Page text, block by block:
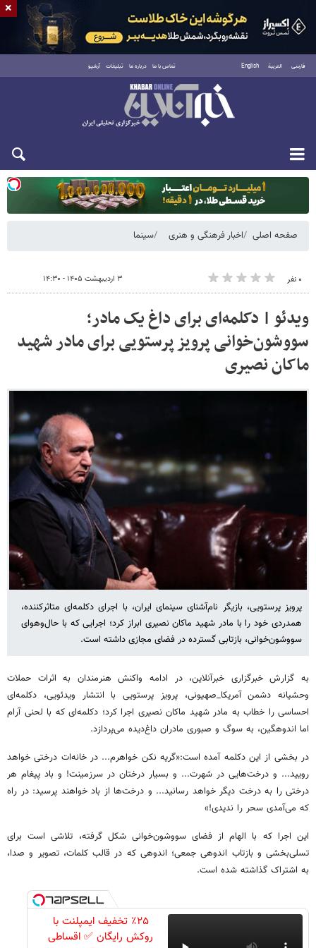
فارسی العربية English تماس با ما درباره ما تبلیغات آرشیو
دوشنبه ۱۹ مرداد ۱۴۰۵
صفحه اصلی اخبار فرهنگی و هنری سینما
۰ نفر ۳ اردیبهشت ۱۴۰۵ - ۱۴:۳۰
ویدئو | دکلمه‌ای برای داغ یک مادر؛
سووشون‌خوانی پرویز پرستویی برای مادر شهید
ماکان نصیری
پرویز پرستویی، بازیگر نام‌آشنای سینمای ایران، با اجرای دکلمه‌ای متاثرکننده،
همدردی خود را با مادر شهید ماکان نصیری ابراز کرد؛ اجرایی که با حال‌وهوای
سووشون‌خوانی، بازتابی گسترده در فضای مجازی داشته است.
به گزارش خبرگزاری خبرآنلاین، در ادامه واکنش هنرمندان به اثرات حملات
وحشیانه دشمن آمریکا_صهیونی، پرویز پرستویی با انتشار ویدئویی، دکلمه‌ای
احساسی را خطاب به مادر شهید ماکان نصیری اجرا کرد؛ دکلمه‌ای که با لحنی آرام
اما اندوهگین، به سوگ و صبوری مادران داغ‌دیده می‌پردازد.
در بخشی از این دکلمه آمده است:«گریه نکن خواهرم... در خانه‌ات درختی خواهد
رویید... و درخت‌هایی در شهرت... و بسیار درختان در سرزمینت! و باد پیغام هر
درختی را به درخت دیگر خواهد رسانید... و درخت‌ها از باد خواهند پرسید: در راه
که می‌آمدی سحر را ندیدی!»
این اجرا که با الهام از فضای سووشون‌خوانی شکل گرفته، تلاشی است برای
تسلی‌بخشی و بازتاب اندوهی جمعی؛ اندوهی که در قالب کلمات، تصویر و صدا،
به اشتراک گذاشته شده است.
٪۲۵ تخفیف ایمپلنت با
روکش رایگان ✅ اقساطی
×